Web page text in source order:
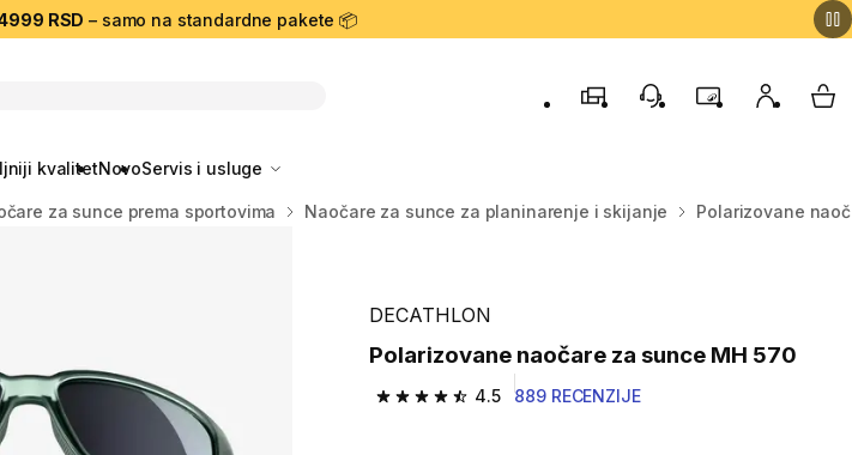
RSD – samo na standardne pakete 📦
ProdavniceKorisnička podrška
ProgramMoj nalogMy
kvalitetNovoServis i usluge
za sunce prema sportovima Naočare za sunce za planinarenje i skijanje Polarizovane
DECATHLON
Polarizovane naočare za sunce MH 570
4.5
4.5 od 5 zvezdica from 889 Recenzije
889 RECENZIJE